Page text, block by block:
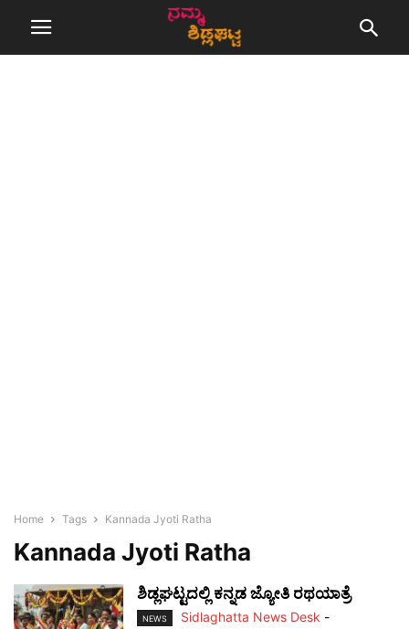
Home Tags Kannada Jyoti Ratha
Kannada Jyoti Ratha
ಶಿಡ್ಲಘಟ್ಟದಲ್ಲಿ ಕನ್ನಡ ಜ್ಯೋತಿ ರಥಯಾತ್ರೆ
NEWS Sidlaghatta News Desk -